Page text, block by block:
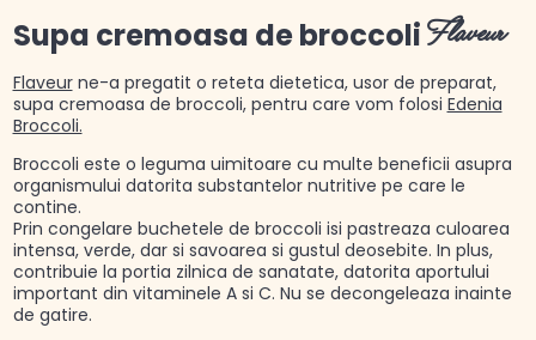
Supa cremoasa de broccoli Flaveur
Flaveurne-a pregatit o reteta dietetica, usor de preparat,
supa cremoasa de broccoli, pentru care vom folosi Edenia
Broccoli.
Broccoli este o leguma uimitoare cu multe beneficii asupra
organismului datorita substantelor nutritive pe care le
contine.
Prin congelare buchetele de broccoli isi pastreaza culoarea
intensa, verde, dar si savoarea si gustul deosebite. In plus,
contribuie la portia zilnica de sanatate, datorita aportului
important din vitaminele A si C. Nu se decongeleaza inainte
de gatire.